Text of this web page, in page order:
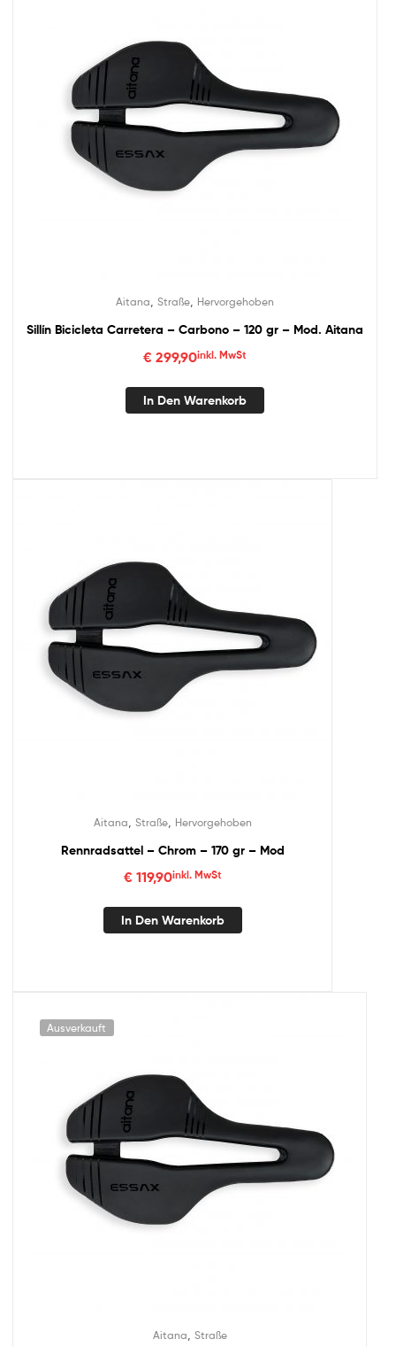
Aitana Straße Hervorgehoben
Sillín Bicicleta Carretera – Carbono – 120 gr – Mod. Aitana
€ 299,90inkl. MwSt
In Den Warenkorb
Aitana Straße, Hervorgehoben
Rennradsattel – Chrom – 170 gr – Mod
€119,90inkl. MwSt
In Den Warenkorb
Ausverkauft
Aitana Straße